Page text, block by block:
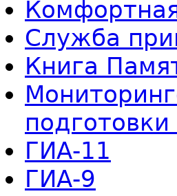
Служба
Книга
ГИА-11
ГИА-9